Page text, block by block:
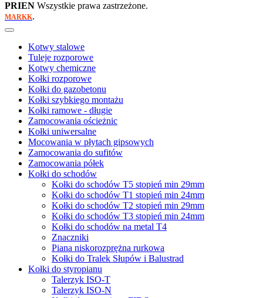
PRIEN Wszystkie prawa zastrzeżone.
MARKK.
Kotwy stalowe
Tuleje rozporowe
Kotwy chemiczne
Kołki rozporowe
Kołki do gazobetonu
Kołki szybkiego montażu
Kołki ramowe - długie
Zamocowania ościeżnic
Kołki uniwersalne
Mocowania w płytach gipsowych
Zamocowania do sufitów
Zamocowania półek
Kołki do schodów
Kołki do schodów T5 stopień min 29mm
Kołki do schodów T1 stopień min 24mm
Kołki do schodów T2 stopień min 29mm
Kołki do schodów T3 stopień min 24mm
Kołki do schodów na metal T4
Znaczniki
Piana niskorozprężna rurkowa
Kołki do Tralek Słupów i Balustrad
Kołki do styropianu
Talerzyk ISO-T
Talerzyk ISO-N